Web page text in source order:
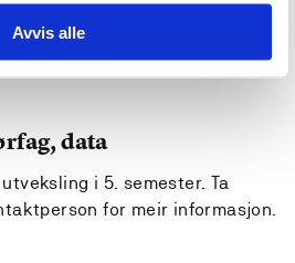
Avvis alle
data
i 5. semester. Ta
for meir informasjon.